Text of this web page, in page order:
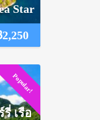
฿2,100
2,250Price
฿1,650
through
Star
Popular!
รี่ เรือ